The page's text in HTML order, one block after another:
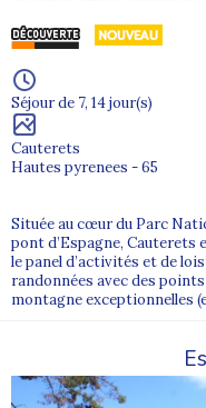
Séjour de 7, 14 jour(s)
Cauterets
Hautes pyrenees - 65
Située au cœur du Parc
pont d’Espagne, Cauterets
le panel d’activités et de
randonnées avec des
montagne exceptionnelles